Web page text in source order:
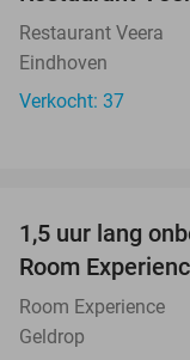
Restaurant Veera
Eindhoven
Verkocht: 37
TODAY
1,5 uur lang
Room
Room Experience
Geldrop